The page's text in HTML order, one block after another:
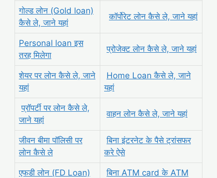
गोल्ड लोन (Gold loan)
कैसे ले, जाने यहां
कॉर्पोरेट लोन कैसे ले, जाने यहां
Personal loan इस
तरह मिलेगा
प्रोजेक्ट लोन कैसे ले, जाने यहां
शेयर पर लोन कैसे ले, जाने
यहां
Home Loan कैसे ले, जाने
यहां
प्रॉपर्टी पर लोन कैसे ले,
जाने यहां
वाहन लोन कैसे ले, जाने यहां
जीवन बीमा पॉलिसी पर
लोन कैसे ले
बिना इंटरनेट के पैसे ट्रांसफर
करे ऐसे
एफडी लोन (FD Loan)
बिना ATM card के ATM